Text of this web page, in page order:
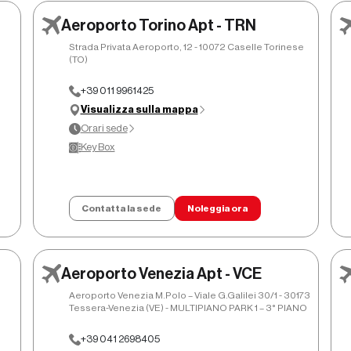
Aeroporto Torino Apt - TRN
Strada Privata Aeroporto, 12 - 10072 Caselle Torinese
(TO)
+39 011 9961425
Visualizza sulla mappa
Orari sede
Key Box
Contatta la sede Noleggia ora
Aeroporto Torino Apt -
TRN
Orari sede
08:00 - 23:00
Aeroporto Venezia Apt - VCE
Aeroporto Venezia M.Polo – Viale G.Galilei 30/1 - 30173
Tessera-Venezia (VE) - MULTIPIANO PARK 1 – 3° PIANO
+39 041 2698405
Aeroporto Venezia Apt -
VCE
Orari sede
08:00 - 23:00